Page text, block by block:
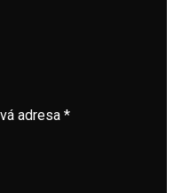
adresa *